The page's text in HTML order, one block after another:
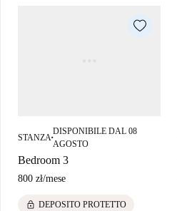
STANZA ■
DISPONIBILE DAL 08
AGOSTO
Bedroom 3
800 zł/mese
lock DEPOSITO PROTETTO